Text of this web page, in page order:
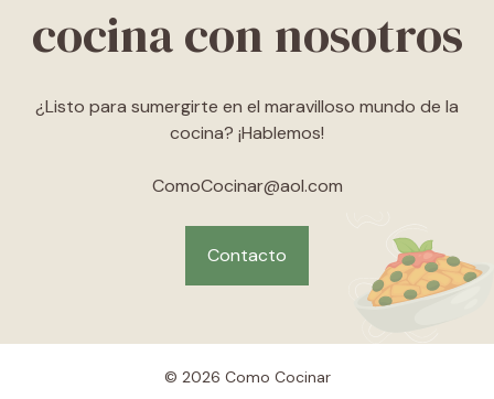
cocina con nosotros
¿Listo para sumergirte en el maravilloso mundo de la
cocina? ¡Hablemos!
ComoCocinar@aol.com
Contacto
© 2026 Como Cocinar